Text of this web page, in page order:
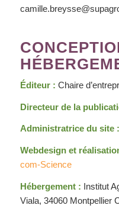
Éditeur : Chaire
Directeur de la
Administratrice du site :
Webdesign et
com-Science
Hébergement : Institut
Viala, 34060 Montpellier